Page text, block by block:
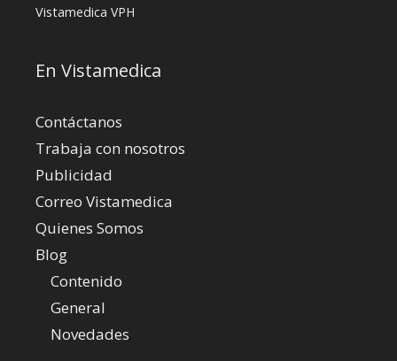
Vistamedica VPH
En Vistamedica
Contáctanos
Trabaja con nosotros
Publicidad
Correo Vistamedica
Quienes Somos
Blog
Contenido
General
Novedades